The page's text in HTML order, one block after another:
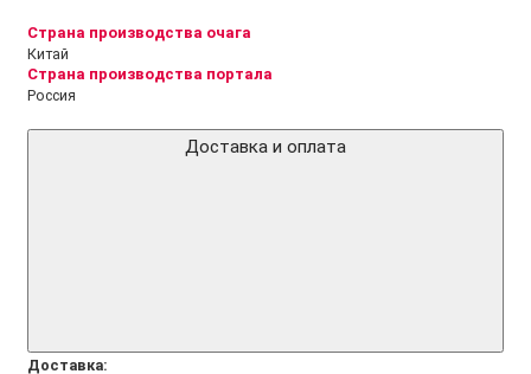
Страна производства очага
Китай
Страна производства портала
Россия
Доставка и оплата
Доставка: